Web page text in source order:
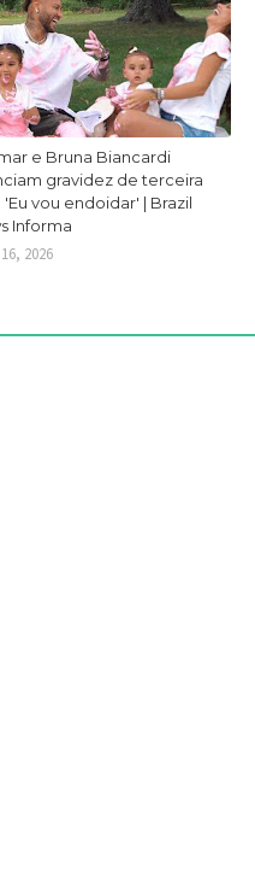
e Bruna Biancardi
gravidez de terceira
'Eu vou endoidar' | Brazil
Informa
2026